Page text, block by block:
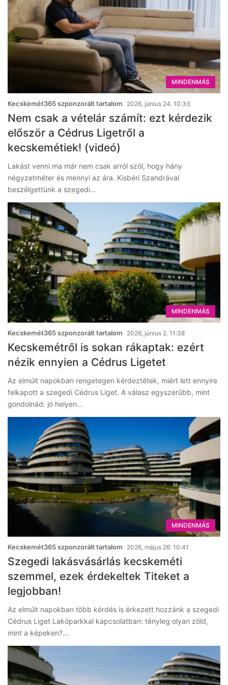
MINDENMÁS
Kecskemét365 szponzorált tartalom 2026, június 24. 10:33
Nem csak a vételár számít: ezt kérdezik
először a Cédrus Ligetről a
kecskemétiek! (videó)
Lakást venni ma már nem csak arról szól, hogy hány
négyzetméter és mennyi az ára. Kisbéri Szandrával
beszélgettünk a szegedi…
MINDENMÁS
Kecskemét365 szponzorált tartalom 2026, június 2. 11:38
Kecskemétről is sokan rákaptak: ezért
nézik ennyien a Cédrus Ligetet
Az elmúlt napokban rengetegen kérdeztétek, miért lett ennyire
felkapott a szegedi Cédrus Liget. A válasz egyszerűbb, mint
gondolnád: jó helyen…
MINDENMÁS
Kecskemét365 szponzorált tartalom 2026, május 26. 10:41
Szegedi lakásvásárlás kecskeméti
szemmel, ezek érdekeltek Titeket a
legjobban!
Az elmúlt napokban több kérdés is érkezett hozzánk a szegedi
Cédrus Liget Lakóparkkal kapcsolatban: tényleg olyan zöld,
mint a képeken?…